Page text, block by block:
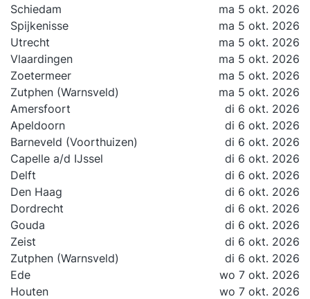
Schiedam
ma 5 okt. 2026
Spijkenisse
ma 5 okt. 2026
Utrecht
ma 5 okt. 2026
Vlaardingen
ma 5 okt. 2026
Zoetermeer
ma 5 okt. 2026
Zutphen (Warnsveld)
ma 5 okt. 2026
Amersfoort
di 6 okt. 2026
Apeldoorn
di 6 okt. 2026
Barneveld (Voorthuizen)
di 6 okt. 2026
Capelle a/d IJssel
di 6 okt. 2026
Delft
di 6 okt. 2026
Den Haag
di 6 okt. 2026
Dordrecht
di 6 okt. 2026
Gouda
di 6 okt. 2026
Zeist
di 6 okt. 2026
Zutphen (Warnsveld)
di 6 okt. 2026
Ede
wo 7 okt. 2026
Houten
wo 7 okt. 2026